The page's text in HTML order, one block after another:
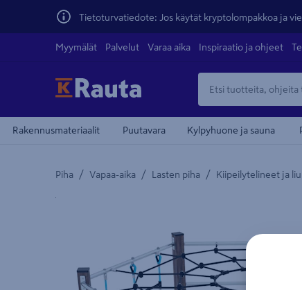
Tietoturvatiedote: Jos käytät kryptolompakkoa ja
Myymälät Palvelut Varaa aika Inspiraatio ja ohjeet
Rakennusmateriaalit Puutavara Kylpyhuone ja sauna
Piha / Vapaa-aika / Lasten piha / Kiipeilytelineet ja
Yksityiskohtainen kuvaus löytyy Tuotteen kuvaus -